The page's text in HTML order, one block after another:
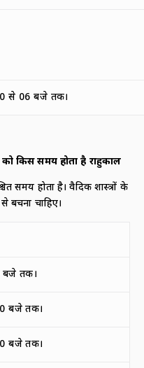
से 06 बजे तक।
किस समय होता है राहुकाल
समय होता है। वैदिक शास्त्रों के
बचना चाहिए।
तक।
बजे तक।
बजे तक।